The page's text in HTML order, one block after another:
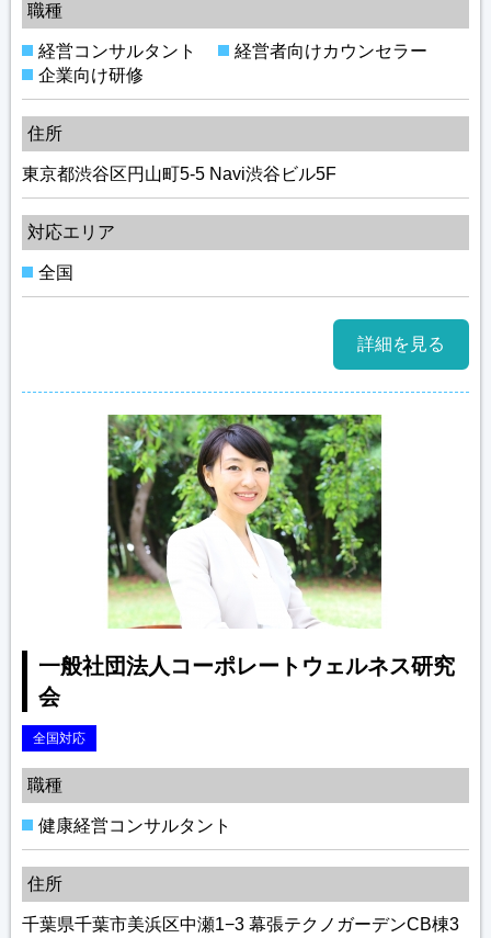
職種
経営コンサルタント
経営者向けカウンセラー
企業向け研修
住所
東京都渋谷区円山町5-5 Navi渋谷ビル5F
対応エリア
全国
詳細を見る
一般社団法人コーポレートウェルネス研究
会
全国対応
職種
健康経営コンサルタント
住所
千葉県千葉市美浜区中瀬1−3 幕張テクノガーデンCB棟3